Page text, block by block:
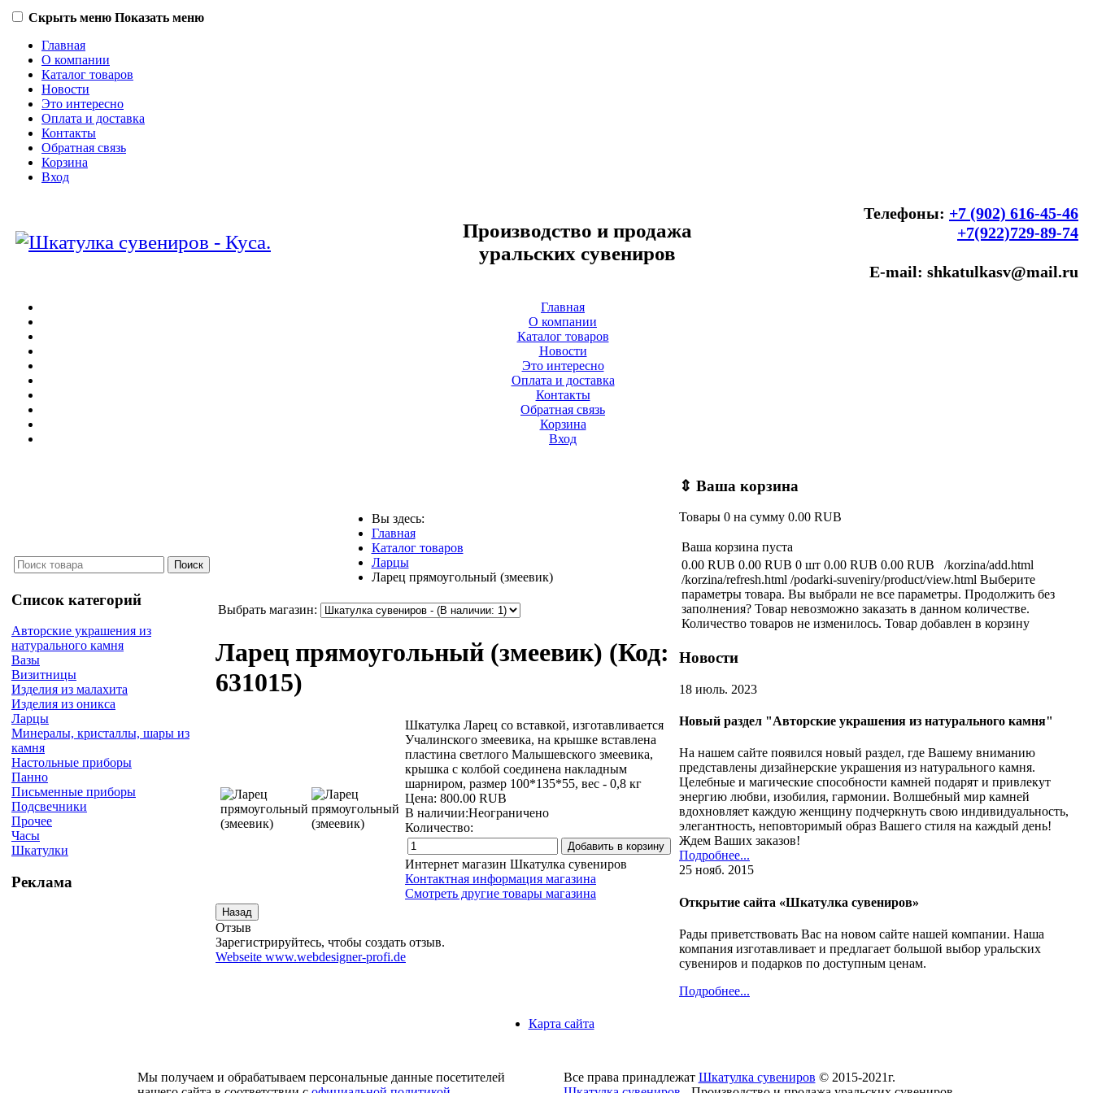
Скрыть меню Показать меню
Главная
О компании
Каталог товаров
Новости
Это интересно
Оплата и доставка
Контакты
Обратная связь
Корзина
Вход
Производство и продажа
уральских сувениров
Телефоны: +7 (902) 616-45-46
+7(922)729-89-74
E-mail: shkatulkasv@mail.ru
Главная
О компании
Каталог товаров
Новости
Это интересно
Оплата и доставка
Контакты
Обратная связь
Корзина
Вход
Список категорий
Авторские украшения из
натурального камня
Вазы
Визитницы
Изделия из малахита
Изделия из оникса
Ларцы
Минералы, кристаллы, шары из
камня
Настольные приборы
Панно
Письменные приборы
Подсвечники
Прочее
Часы
Шкатулки
Реклама
Вы здесь:
Главная
Каталог товаров
Ларцы
Ларец прямоугольный (змеевик)
Выбрать магазин:
Ларец прямоугольный (змеевик) (Код:
631015)
Шкатулка Ларец со вставкой, изготавливается
Учалинского змеевика, на крышке вставлена
пластина светлого Малышевского змеевика,
крышка с колбой соединена накладным
шарниром, размер 100*135*55, вес - 0,8 кг
Цена: 800.00 RUB
В наличии:Неограничено
Количество:
Интернет магазин Шкатулка сувениров
Контактная информация магазина
Смотреть другие товары магазина
Отзыв
Зарегистрируйтесь, чтобы создать отзыв.
Webseite www.webdesigner-profi.de
⇕ Ваша корзина
Товары 0 на сумму 0.00 RUB
Ваша корзина пуста
0.00 RUB 0.00 RUB 0 шт 0.00 RUB 0.00 RUB
/korzina/add.html
/korzina/refresh.html /podarki-suveniry/product/view.html Выберите
параметры товара. Вы выбрали не все параметры. Продолжить без
заполнения? Товар невозможно заказать в данном количестве.
Количество товаров не изменилось. Товар добавлен в корзину
Новости
18 июль. 2023
Новый раздел "Авторские украшения из натурального камня"
На нашем сайте появился новый раздел, где Вашему вниманию
представлены дизайнерские украшения из натурального камня.
Целебные и магические способности камней подарят и привлекут
энергию любви, изобилия, гармонии. Волшебный мир камней
вдохновляет каждую женщину подчеркнуть свою индивидуальность,
элегантность, неповторимый образ Вашего стиля на каждый день!
Ждем Ваших заказов!
Подробнее...
25 нояб. 2015
Открытие сайта «Шкатулка сувениров»
Рады приветствовать Вас на новом сайте нашей компании. Наша
компания изготавливает и предлагает большой выбор уральских
сувениров и подарков по доступным ценам.
Подробнее...
Карта сайта
Мы получаем и обрабатываем персональные данные посетителей
Все права принадлежат Шкатулка сувениров © 2015-2021г.